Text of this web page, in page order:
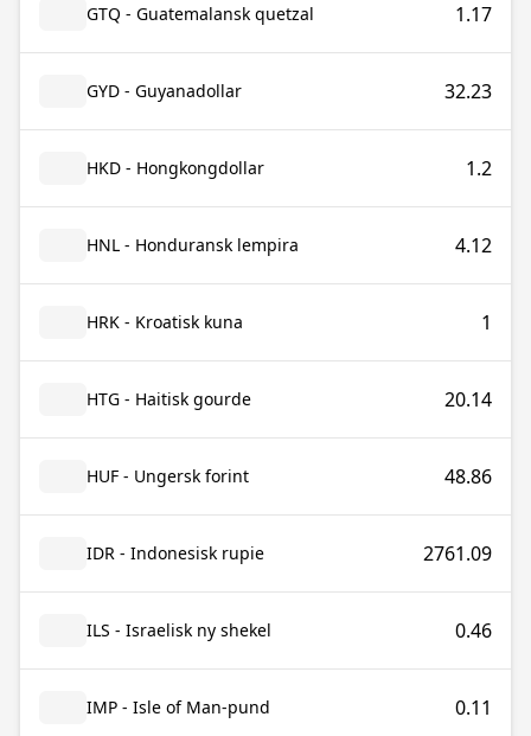
GTQ - Guatemalansk quetzal 1.17
GYD - Guyanadollar 32.23
HKD - Hongkongdollar 1.2
HNL - Honduransk lempira 4.12
HRK - Kroatisk kuna 1
HTG - Haitisk gourde 20.14
HUF - Ungersk forint 48.86
IDR - Indonesisk rupie 2761.09
ILS - Israelisk ny shekel 0.46
IMP - Isle of Man-pund 0.11